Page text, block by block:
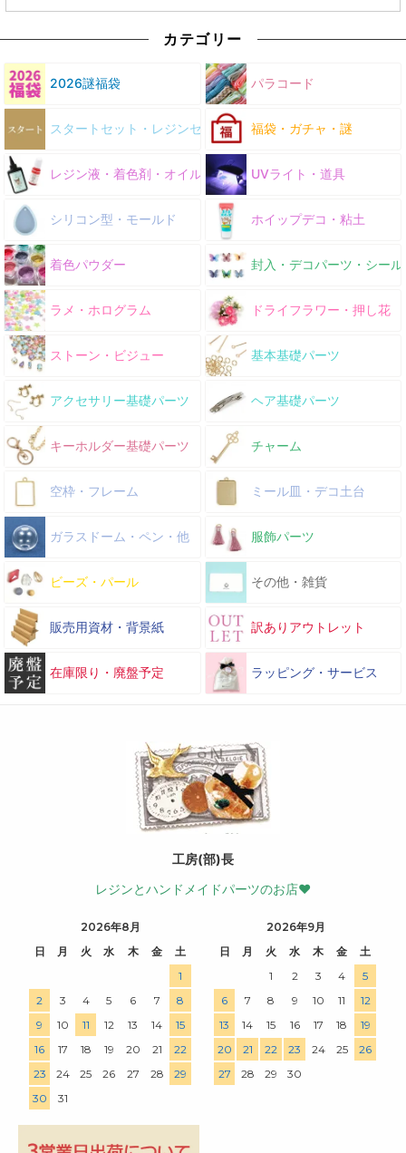
カテゴリー
2026謎福袋 パラコード
スタートセット・レジンセット 福袋・ガチャ・謎
レジン液・着色剤・オイル UVライト・道具
シリコン型・モールド ホイップデコ・粘土
着色パウダー 封入・デコパーツ・シール
ラメ・ホログラム ドライフラワー・押し花
ストーン・ビジュー 基本基礎パーツ
アクセサリー基礎パーツ ヘア基礎パーツ
キーホルダー基礎パーツ チャーム
空枠・フレーム ミール皿・デコ土台
ガラスドーム・ペン・他 服飾パーツ
ビーズ・パール その他・雑貨
販売用資材・背景紙 訳ありアウトレット
在庫限り・廃盤予定 ラッピング・サービス
工房(部)長
レジンとハンドメイドパーツのお店♥
2026年8月
日
月 火 水 木 金
土
1
2
3 4 5 6 7
8
9
10 11 12 13 14
15
16
17 18 19 20 21
22
23
24 25 26 27 28
29
30
31
2026年9月
日
月 火 水 木 金
土
1
2 3 4
5
6
7 8 9 10 11
12
13
14 15 16 17 18
19
20
21 22 23 24 25
26
27
28 29 30